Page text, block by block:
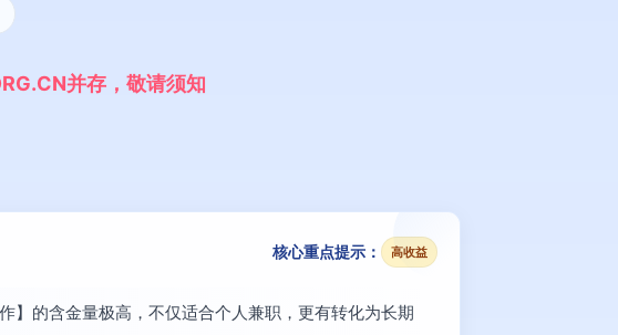
RG.CN并存 ， 敬请须知
核心重点提示： 高收益
】的含金量极高，不仅适合个人兼职，更有转化为长期